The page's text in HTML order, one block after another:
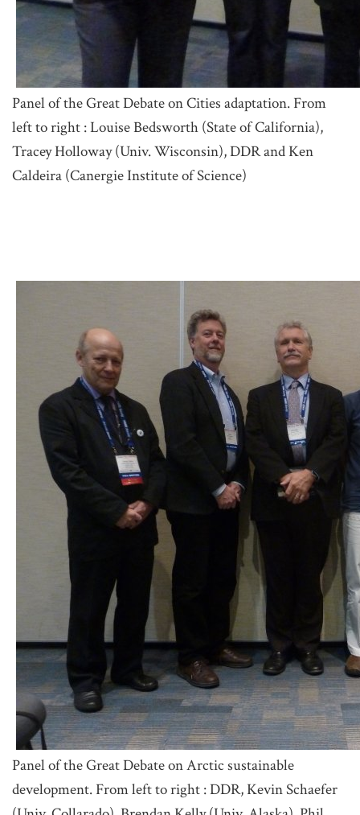
Panel of the Great Debate on Cities adaptation. From
left to right : Louise Bedsworth (State of California),
Tracey Holloway (Univ. Wisconsin), DDR and Ken
Caldeira (Canergie Institute of Science)
Panel of the Great Debate on Arctic sustainable
development. From left to right : DDR, Kevin Schaefer